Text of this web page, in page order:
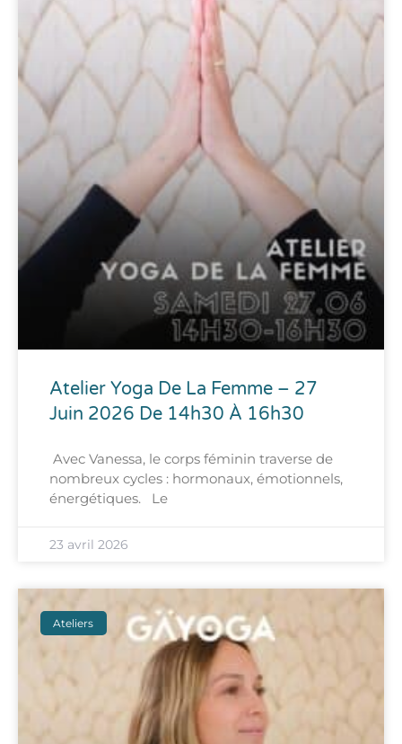
Atelier Yoga De La Femme – 27
Juin 2026 De 14h30 À 16h30
Avec Vanessa, le corps féminin traverse de
nombreux cycles : hormonaux, émotionnels,
énergétiques. Le
23 avril 2026
Ateliers